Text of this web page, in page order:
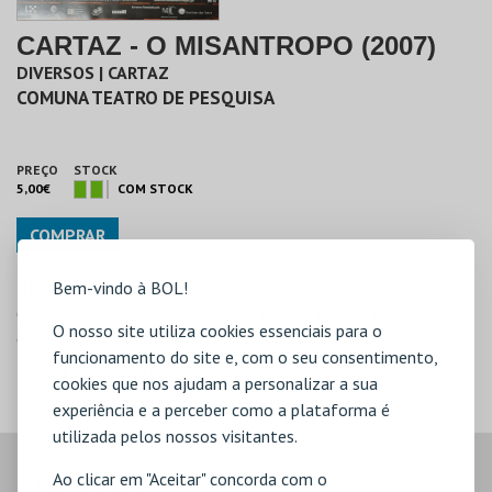
Bem-vindo à BOL!
O nosso site utiliza cookies essenciais para o
funcionamento do site e, com o seu consentimento,
cookies que nos ajudam a personalizar a sua
experiência e a perceber como a plataforma é
utilizada pelos nossos visitantes.
Ao clicar em "Aceitar" concorda com o
CARTAZ - O MISANTROPO (2007)
DIVERSOS | CARTAZ
COMUNA TEATRO DE PESQUISA
PREÇO
5,00€
STOCK
COM STOCK
COMPRAR
DESCRIÇÃO
Cartaz original da peça O MISANTROPO (2007), com
encenação de Álvaro Correia
OUTRAS INFORMAÇÕES
Não inclui embalagem de transporte
VEJA AINDA: